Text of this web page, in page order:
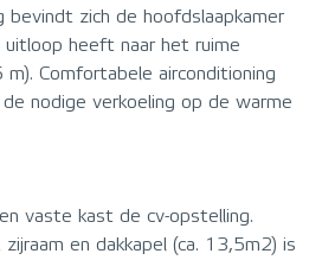
bevindt zich de hoofdslaapkamer
heeft naar het ruime
Comfortabele airconditioning
nodige verkoeling op de warme
vaste kast de cv-opstelling.
en dakkapel (ca. 13,5m2) is